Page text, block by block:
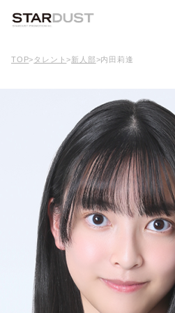
TOP> タレント>新人部>内田莉逢